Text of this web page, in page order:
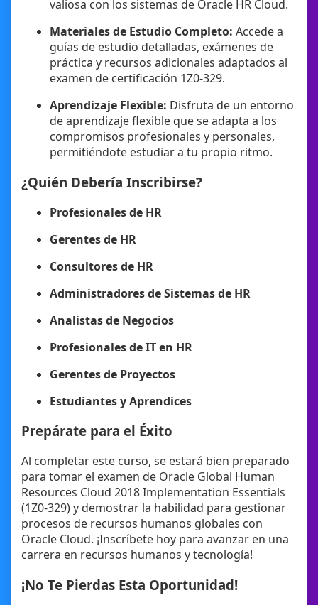
valiosa con los sistemas de Oracle HR Cloud.
Materiales de Estudio Completo: Accede a
guías de estudio detalladas, exámenes de
práctica y recursos adicionales adaptados al
examen de certificación 1Z0-329.
Aprendizaje Flexible: Disfruta de un entorno
de aprendizaje flexible que se adapta a los
compromisos profesionales y personales,
permitiéndote estudiar a tu propio ritmo.
¿Quién Debería Inscribirse?
Profesionales de HR
Gerentes de HR
Consultores de HR
Administradores de Sistemas de HR
Analistas de Negocios
Profesionales de IT en HR
Gerentes de Proyectos
Estudiantes y Aprendices
Prepárate para el Éxito
Al completar este curso, se estará bien preparado
para tomar el examen de Oracle Global Human
Resources Cloud 2018 Implementation Essentials
(1Z0-329) y demostrar la habilidad para gestionar
procesos de recursos humanos globales con
Oracle Cloud. ¡Inscríbete hoy para avanzar en una
carrera en recursos humanos y tecnología!
¡No Te Pierdas Esta Oportunidad!